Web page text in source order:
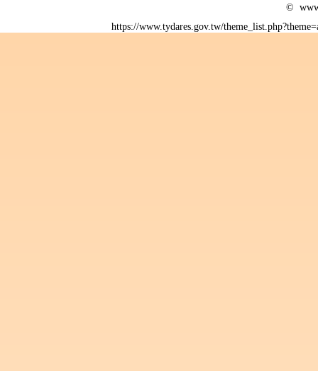
©
https://www.tydares.gov.tw/